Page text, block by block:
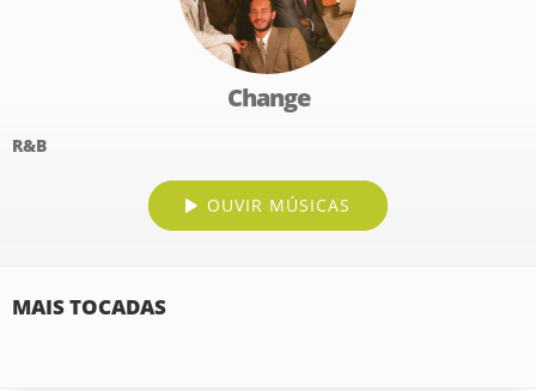
Change
R&B
OUVIR MÚSICAS
MAIS TOCADAS